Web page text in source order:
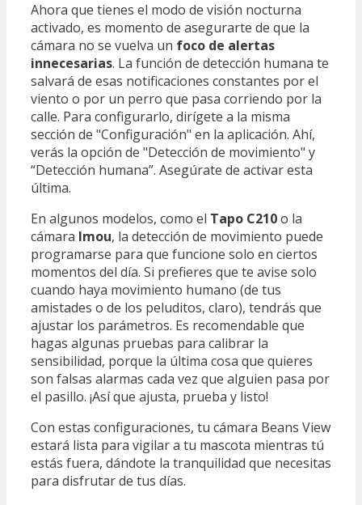
Ahora que tienes el modo de visión nocturna
activado, es momento de asegurarte de que la
cámara no se vuelva un foco de alertas
innecesarias. La función de detección humana te
salvará de esas notificaciones constantes por el
viento o por un perro que pasa corriendo por la
calle. Para configurarlo, dirígete a la misma
sección de "Configuración" en la aplicación. Ahí,
verás la opción de "Detección de movimiento" y
“Detección humana”. Asegúrate de activar esta
última.
En algunos modelos, como el Tapo C210o la
cámara Imou, la detección de movimiento puede
programarse para que funcione solo en ciertos
momentos del día. Si prefieres que te avise solo
cuando haya movimiento humano (de tus
amistades o de los peluditos, claro), tendrás que
ajustar los parámetros. Es recomendable que
hagas algunas pruebas para calibrar la
sensibilidad, porque la última cosa que quieres
son falsas alarmas cada vez que alguien pasa por
el pasillo. ¡Así que ajusta, prueba y listo!
Con estas configuraciones, tu cámara Beans View
estará lista para vigilar a tu mascota mientras tú
estás fuera, dándote la tranquilidad que necesitas
para disfrutar de tus días.